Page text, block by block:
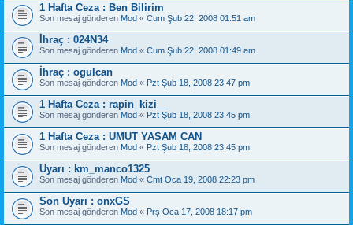
1 Hafta Ceza : Ben Bilirim
Son mesaj gönderen Mod « Cum Şub 22, 2008 01:51 am
İhraç : 024N34
Son mesaj gönderen Mod « Cum Şub 22, 2008 01:49 am
İhraç : ogulcan
Son mesaj gönderen Mod « Pzt Şub 18, 2008 23:47 pm
1 Hafta Ceza : rapin_kizi__
Son mesaj gönderen Mod « Pzt Şub 18, 2008 23:45 pm
1 Hafta Ceza : UMUT YASAM CAN
Son mesaj gönderen Mod « Pzt Şub 18, 2008 23:45 pm
Uyarı : km_manco1325
Son mesaj gönderen Mod « Cmt Oca 19, 2008 22:23 pm
Son Uyarı : onxGS
Son mesaj gönderen Mod « Prş Oca 17, 2008 18:17 pm